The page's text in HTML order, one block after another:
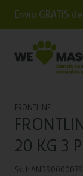
Envío GRATIS
FRONTLINE
20 KG 3
SKU: